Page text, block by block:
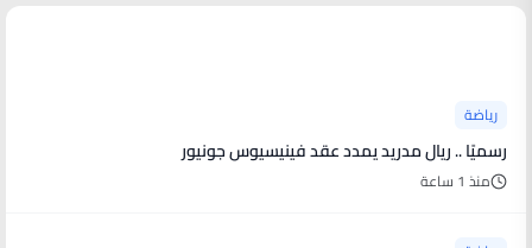
رياضة
رسميًا .. ريال مدريد يمدد عقد فينيسيوس جونيور
منذ 1 ساعة